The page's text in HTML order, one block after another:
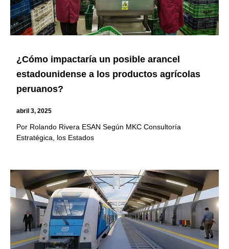
¿Cómo impactaría un posible arancel
estadounidense a los productos agrícolas
peruanos?
abril 3, 2025
Por Rolando Rivera ESAN Según MKC Consultoría
Estratégica, los Estados